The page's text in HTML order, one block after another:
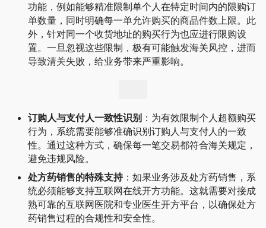
功能，例如能够精准限制单个人在特定时间内的限购订
单数量，同时明确每一单允许购买的商品件数上限。此
外，针对同一个收货地址的购买行为也应进行限购设
置。一旦忽视这些限制，极有可能触发海关风控，进而
导致清关失败，给业务带来严重影响。
订购人与支付人一致性识别 ：为有效限制个人超额购买
行为，系统需要能够准确识别订购人与支付人的一致
性。通过这种方式，确保每一笔交易都符合海关规定，
避免违规风险。
处方药销售的特殊支持：如果业务涉及处方药销售，系
统必须能够支持互联网在线开方功能。这就需要对接成
熟可靠的互联网医院和专业医生开方平台，以确保处方
药销售过程的合规性和安全性。